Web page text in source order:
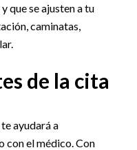
que se ajusten a tu
caminatas,
de la cita
ayudará a
con el médico. Con